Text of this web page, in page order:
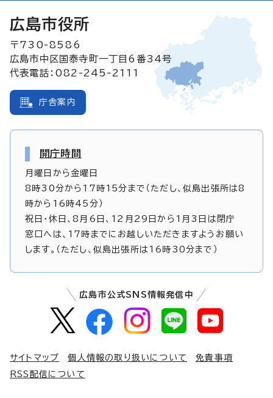
広島市役所
〒730-8586
広島市中区国泰寺町一丁目6番34号
代表電話：082-245-2111
庁舎案内
開庁時間
月曜日から金曜日
8時30分から17時15分まで（ただし、似島出張所は8
時から16時45分）
祝日・休日、8月6日、12月29日から1月3日は閉庁
窓口へは、17時までにお越しいただきますようお願い
します。（ただし、似島出張所は16時30分まで）
広島市公式SNS情報発信中
サイトマップ 個人情報の取り扱いについて
免責事項
RSS配信について